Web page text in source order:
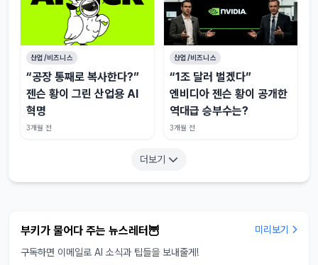
산업/비즈니스
“공장 통째로 복사한다?”
젠슨 황이 그린 산업용 AI
혁명
3개월 전
산업/비즈니스
“1조 달러 벌겠다”
엔비디아 젠슨 황이 공개한
역대급 승부수는?
3개월 전
더보기
부키가 물어다 주는 뉴스레터🦉
미리보기
구독하면 이메일로 AI 소식과 팁들을 보내줄게!